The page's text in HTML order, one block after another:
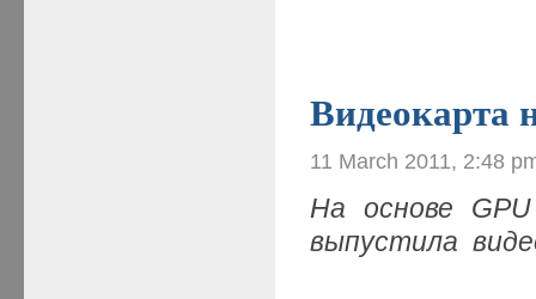
Видеокарта
11 March 2011, 2:48
На основе
выпустила